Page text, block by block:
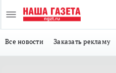
Все новости Заказать рекламу